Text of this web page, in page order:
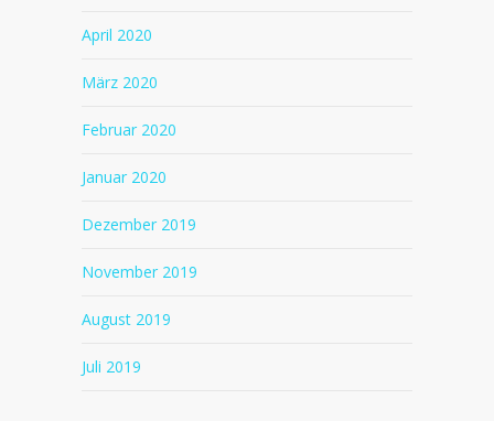
April 2020
März 2020
Februar 2020
Januar 2020
Dezember 2019
November 2019
August 2019
Juli 2019